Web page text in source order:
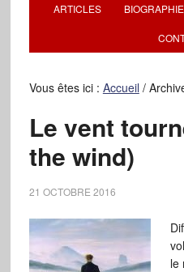
ARTICLES BIOGRAPHIE
Vous êtes ici : Accueil /
Le vent
the wind)
21 OCTOBRE 2016
le